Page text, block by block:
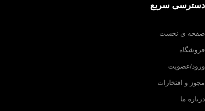
دسترسی سریع
صفحه ی نخست
فروشگاه
ورود/عضویت
مجوز و افتخارات
درباره ما